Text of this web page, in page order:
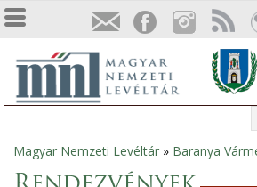
Jelenlegi
Magyar Nemzeti Levéltár » Baranya